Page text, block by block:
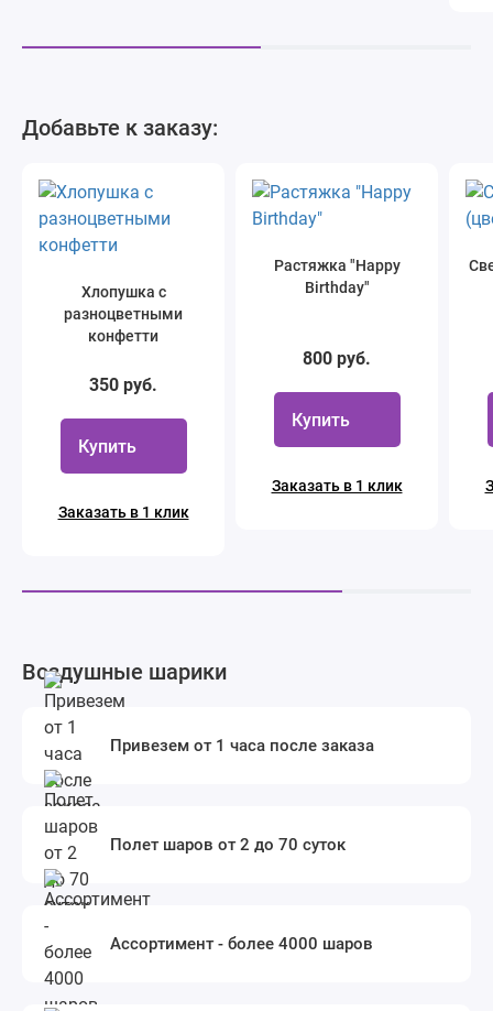
Добавьте к заказу:
Хлопушка с
разноцветными
конфетти
350 руб.
Купить
Заказать в 1 клик
Растяжка "Happy
Birthday"
800 руб.
Купить
Заказать в 1 клик
Воздушные шарики
Привезем от 1 часа после заказа
Полет шаров от 2 до 70 суток
Ассортимент - более 4000 шаров